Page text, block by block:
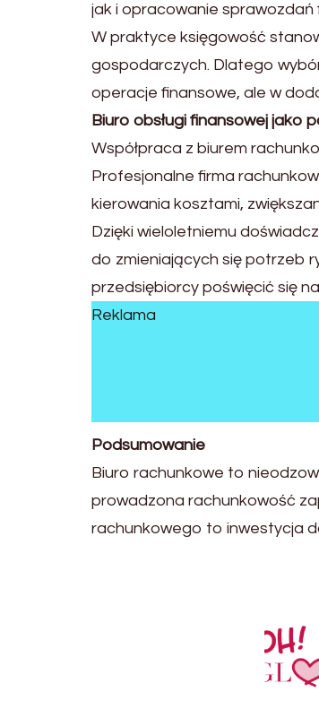
jak i opracowanie
W praktyce księgowość
gospodarczych. Dlatego
operacje finansowe, ale w
Biuro obsługi finansowej jako
Współpraca z biurem
Profesjonalne firma
kierowania kosztami,
Dzięki wieloletniemu
do zmieniających się potrzeb
przedsiębiorcy poświęcić się
Reklama
Podsumowanie
Biuro rachunkowe to
prowadzona rachunkowość
rachunkowego to inwestycja